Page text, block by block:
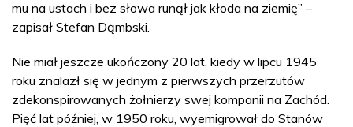
mu na ustach i bez słowa runął jak kłoda na ziemię” –
zapisał Stefan Dąmbski.
Nie miał jeszcze ukończony 20 lat, kiedy w lipcu 1945
roku znalazł się w jednym z pierwszych przerzutów
zdekonspirowanych żołnierzy swej kompanii na Zachód.
Pięć lat później, w 1950 roku, wyemigrował do Stanów